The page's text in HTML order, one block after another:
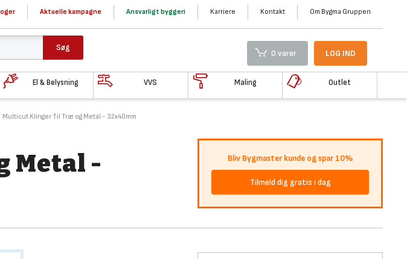
Aktuelle kampagne Ansvarligt byggeri Karriere Kontakt Om Bygma Gruppen
Søg
0 varer LOG IND
El & Belysning VVS Maling Outlet
Multicut Klinger Til Træ og Metal - 32x40mm
Metal -
Bliv Bygmaster kunde og spar 10%
Tilmeld dig gratis i dag